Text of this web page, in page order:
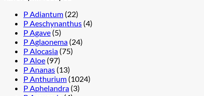
P Adiantum (22)
P Aeschynanthus (4)
P Agave (5)
P Aglaonema (24)
P Alocasia (75)
P Aloe (97)
P Ananas (13)
P Anthurium (1024)
P Aphelandra (3)